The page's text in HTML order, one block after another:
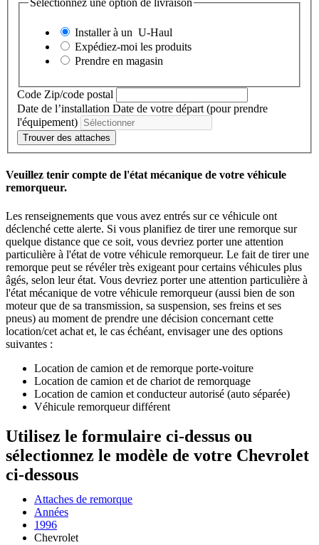
Sélectionnez une option de livraison
Installer à un U-Haul
Expédiez-moi les produits
Prendre en magasin
Code Zip/code postal
Date de l’installation Date de votre départ (pour prendre
l'équipement)
Trouver des attaches
Veuillez tenir compte de l'état mécanique de votre véhicule
remorqueur.
Les renseignements que vous avez entrés sur ce véhicule ont
déclenché cette alerte. Si vous planifiez de tirer une remorque sur
quelque distance que ce soit, vous devriez porter une attention
particulière à l'état de votre véhicule remorqueur. Le fait de tirer une
remorque peut se révéler très exigeant pour certains véhicules plus
âgés, selon leur état. Vous devriez porter une attention particulière à
l'état mécanique de votre véhicule remorqueur (aussi bien de son
moteur que de sa transmission, sa suspension, ses freins et ses
pneus) au moment de prendre une décision concernant cette
location/cet achat et, le cas échéant, envisager une des options
suivantes :
Location de camion et de remorque porte-voiture
Location de camion et de chariot de remorquage
Location de camion et conducteur autorisé (auto séparée)
Véhicule remorqueur différent
Utilisez le formulaire ci-dessus ou
sélectionnez le modèle de votre Chevrolet
ci-dessous
Attaches de remorque
Années
1996
Chevrolet